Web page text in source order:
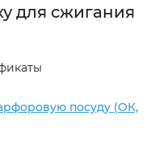
для сжигания
посуду (ОК,